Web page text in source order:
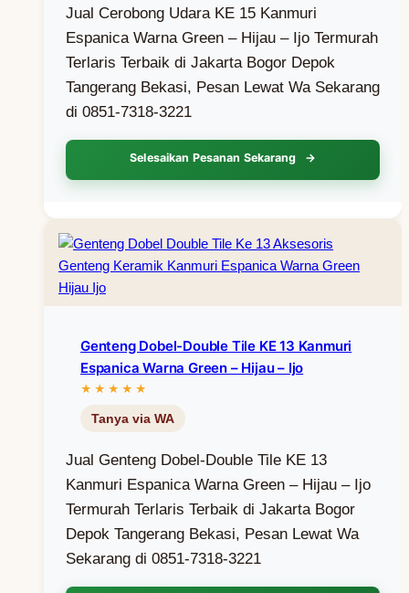
Jual Cerobong Udara KE 15 Kanmuri
Espanica Warna Green – Hijau – Ijo Termurah
Terlaris Terbaik di Jakarta Bogor Depok
Tangerang Bekasi, Pesan Lewat Wa Sekarang
di 0851-7318-3221
Selesaikan Pesanan Sekarang
Genteng Dobel-Double Tile KE 13 Kanmuri
Espanica Warna Green – Hijau – Ijo
Jual Genteng Dobel-Double Tile KE 13
Kanmuri Espanica Warna Green – Hijau – Ijo
Termurah Terlaris Terbaik di Jakarta Bogor
Depok Tangerang Bekasi, Pesan Lewat Wa
Sekarang di 0851-7318-3221